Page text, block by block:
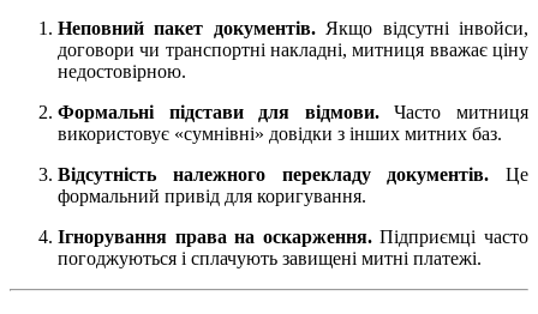
Неповний пакет документів.Якщо відсутні інвойси,
договори чи транспортні накладні, митниця вважає ціну
недостовірною.
Формальні підстави для відмови.Часто митниця
використовує «сумнівні» довідки з інших митних баз.
Відсутність належного перекладу документів. Це
формальний привід для коригування.
Ігнорування права на оскарження.Підприємці часто
погоджуються і сплачують завищені митні платежі.